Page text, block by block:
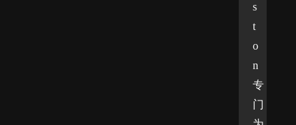
s
t
o
n
专
门